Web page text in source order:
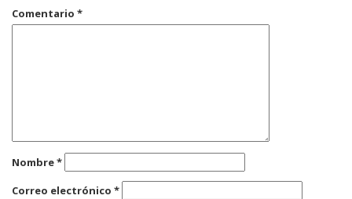
Comentario *
Nombre*
Correo electrónico *